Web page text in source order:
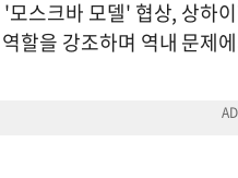
모스크바 모델' 협상, 상하
할을 강조하며 역내 문제